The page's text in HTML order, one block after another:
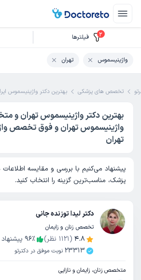
تخصص های پزشکی بهترین دکتر واژینیسموس
بهترین دکتر واژینیسموس تهران و
واژینیسموس تهران و فوق تخصص
تهران
پیشنهاد می‌کنیم با بررسی و مقایسه
پزشک، مناسب‌ترین گزینه را انتخاب کنید.
دکتر لیدا توزنده جانی
تخصص زنان و زایمان
4.8
(
1121 نظر) 96٪
پیشنهاد
23313 نوبت موفق در دکترتو
متخصص زنان، زایمان و نازایی
2 فیلتر‌ها
واژینیسموس تهران